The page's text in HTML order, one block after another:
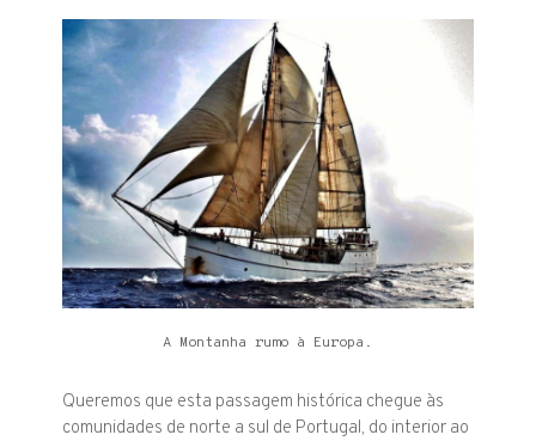
A Montanha rumo à Europa.
Queremos que esta passagem histórica chegue às
comunidades de norte a sul de Portugal, do interior ao